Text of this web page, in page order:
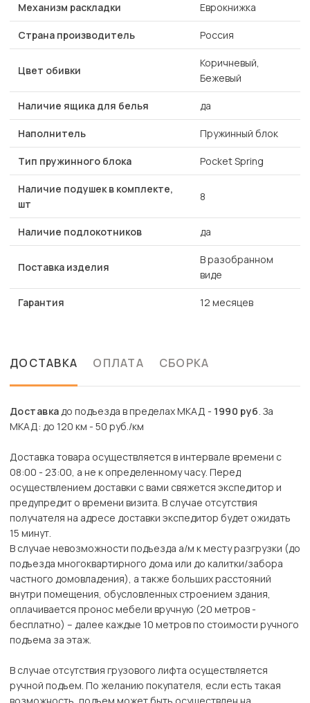
Механизм раскладки Еврокнижка
Страна производитель Россия
Цвет обивки
Коричневый,
Бежевый
Наличие ящика для белья да
Наполнитель Пружинный блок
Тип пружинного блока Pocket Spring
Наличие подушек в комплекте,
шт
8
Наличие подлокотников да
Поставка изделия
В разобранном
виде
Гарантия 12 месяцев
ДОСТАВКА ОПЛАТА СБОРКА
Доставкадо подъезда в пределах МКАД - 1990 руб. За
МКАД: до 120 км - 50 руб./км
Доставка товара осуществляется в интервале времени с
08:00 - 23:00, а не к определенному часу. Перед
осуществлением доставки с вами свяжется экспедитор и
предупредит о времени визита. В случае отсутствия
получателя на адресе доставки экспедитор будет ожидать
15 минут.
В случае невозможности подъезда а/м к месту разгрузки (до
подъезда многоквартирного дома или до калитки/забора
частного домовладения), а также больших расстояний
внутри помещения, обусловленных строением здания,
оплачивается пронос мебели вручную (20 метров -
бесплатно) – далее каждые 10 метров по стоимости ручного
подъема за этаж.
В случае отсутствия грузового лифта осуществляется
ручной подъем. По желанию покупателя, если есть такая